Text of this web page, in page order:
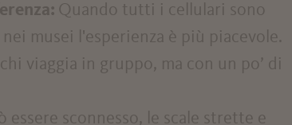
Quando tutti i cellulari sono
musei l'esperienza è più piacevole.
viaggia in gruppo, ma con un po’ di
essere sconnesso, le scale strette e